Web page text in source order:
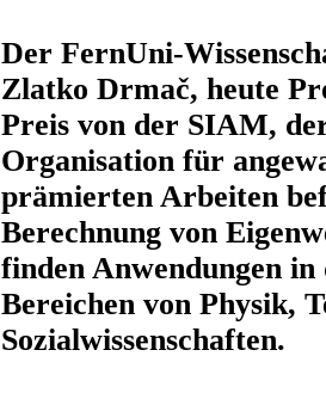
Der FernUni-
Zlatko Drmač, heute
Preis von der SIAM,
Organisation für
prämierten Arbeiten
Berechnung von
finden Anwendungen
Bereichen von Physik,
Sozialwissenschaften.